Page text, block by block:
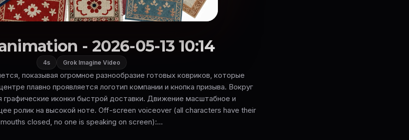
- 2026-05-13 10:14
4s Grok Imagine Video
показывая огромное разнообразие готовых ковриков, которые
плавно проявляется логотип компании и кнопка призыва. Вокруг
графические иконки быстрой доставки. Движение масштабное и
ролик на высокой ноте. Off-screen voiceover (all characters have their
mouths closed, no one is speaking on screen):...